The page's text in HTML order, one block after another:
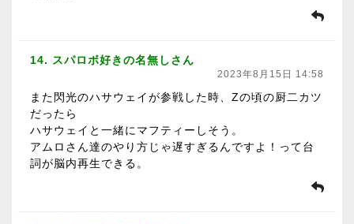
14. スパロボ好きの名無しさん
2023年8月15日 14:58
また閃光のハサウェイが参戦した時、Zの頃の厨二カツ
だったら
ハサウェイと一緒にマフティーしそう。
アムロさん達のやり方じゃ遅すぎるんですよ！って台
詞が脳内再生できる。